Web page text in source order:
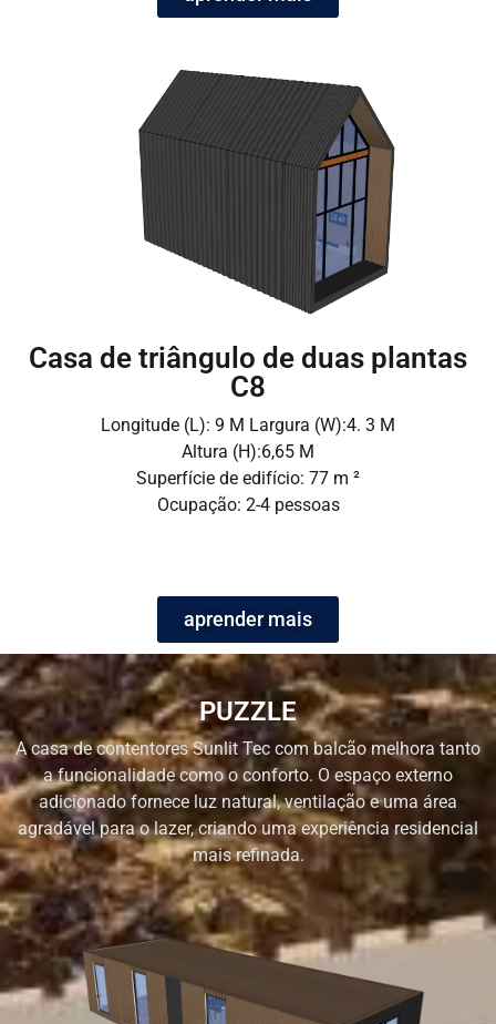
Casa de triângulo de duas plantas
C8
Longitude (L): 9 M Largura (W):4. 3 M
Altura (H):6,65 M
Superfície de edifício: 77 m ²
Ocupação: 2-4 pessoas
aprender mais
PUZZLE
A casa de contentores Sunlit Tec com balcão melhora tanto
a funcionalidade como o conforto. O espaço externo
adicionado fornece luz natural, ventilação e uma área
agradável para o lazer, criando uma experiência residencial
mais refinada.